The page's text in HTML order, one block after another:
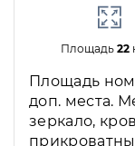
Площадь 22
Площадь
доп. места.
зеркало,